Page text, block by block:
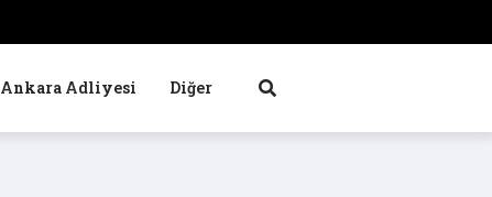
Ankara Adliyesi Diğer